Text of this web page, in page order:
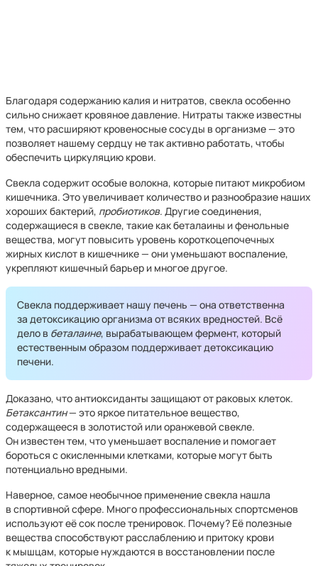
Благодаря содержанию калия и нитратов, свекла особенно
сильно снижает кровяное давление. Нитраты также известны
тем, что расширяют кровеносные сосуды в организме — это
позволяет нашему сердцу не так активно работать, чтобы
обеспечить циркуляцию крови.
Свекла содержит особые волокна, которые питают микробиом
кишечника. Это увеличивает количество и разнообразие наших
хороших бактерий, пробиотиков. Другие соединения,
содержащиеся в свекле, такие как беталаины и фенольные
вещества, могут повысить уровень короткоцепочечных
жирных кислот в кишечнике — они уменьшают воспаление,
укрепляют кишечный барьер и многое другое.
Свекла поддерживает нашу печень — она ответственна
за детоксикацию организма от всяких вредностей. Всё
дело в беталаине, вырабатывающем фермент, который
естественным образом поддерживает детоксикацию
печени.
Доказано, что антиоксиданты защищают от раковых клеток.
Бетаксантин— это яркое питательное вещество,
содержащееся в золотистой или оранжевой свекле.
Он известен тем, что уменьшает воспаление и помогает
бороться с окисленными клетками, которые могут быть
потенциально вредными.
Наверное, самое необычное применение свекла нашла
в спортивной сфере. Много профессиональных спортсменов
используют её сок после тренировок. Почему? Её полезные
вещества способствуют расслаблению и притоку крови
к мышцам, которые нуждаются в восстановлении после